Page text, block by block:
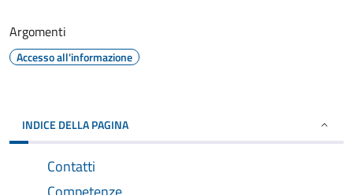
Argomenti
Accesso all'informazione
INDICE DELLA PAGINA
Contatti